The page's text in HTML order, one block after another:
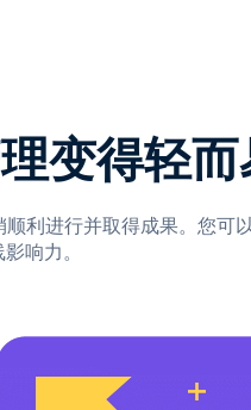
变得轻
利进行并取得成果。您可
响力。